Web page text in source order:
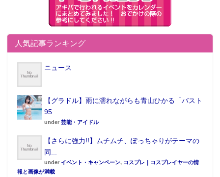
人気記事ランキング
ニュース
【グラドル】雨に濡れながらも青山ひかる「バスト
95...
under 芸能・アイドル
【さらに強力!!】ムチムチ、ぽっちゃりがテーマの
同...
under イベント・キャンペーン, コスプレ｜コスプレイヤーの情
報と画像が満載